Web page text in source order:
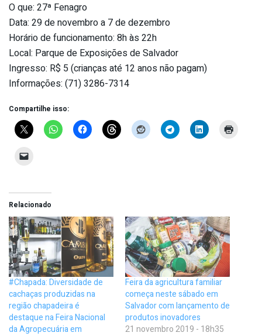
O que: 27ª Fenagro
Data: 29 de novembro a 7 de dezembro
Horário de funcionamento: 8h às 22h
Local: Parque de Exposições de Salvador
Ingresso: R$ 5 (crianças até 12 anos não pagam)
Informações: (71) 3286-7314
Compartilhe isso:
Relacionado
#Chapada: Diversidade de
cachaças produzidas na
região chapadeira é
destaque na Feira Nacional
da Agropecuária em
Feira da agricultura familiar
começa neste sábado em
Salvador com lançamento de
produtos inovadores
21 novembro 2019 - 18h35